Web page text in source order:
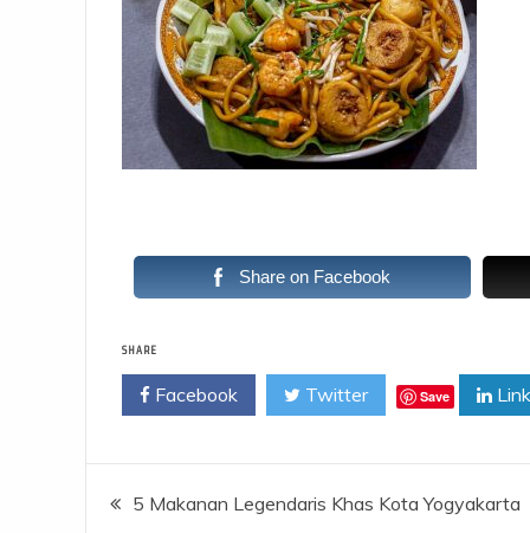
Share on Facebook
SHARE
Facebook Twitter Save
Post5 Makanan Legendaris Khas Kota Yogyakarta